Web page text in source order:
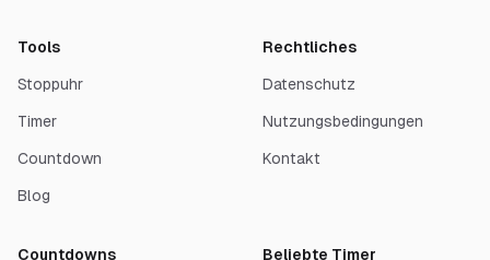
Tools
Stoppuhr
Timer
Countdown
Blog
Rechtliches
Datenschutz
Nutzungsbedingungen
Kontakt
Countdowns Beliebte Timer